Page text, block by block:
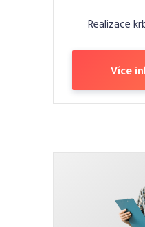
Realizace
Více